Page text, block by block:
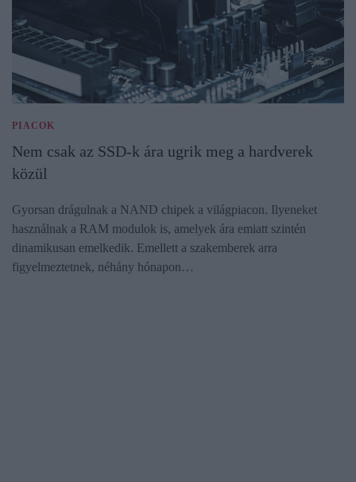
PIACOK
Nem csak az SSD-k ára ugrik meg a hardverek
közül
Gyorsan drágulnak a NAND chipek a világpiacon. Ilyeneket
használnak a RAM modulok is, amelyek ára emiatt szintén
dinamikusan emelkedik. Emellett a szakemberek arra
figyelmeztetnek, néhány hónapon…